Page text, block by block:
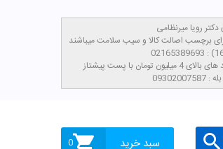
با پست پیشتاز
سبد خرید 0